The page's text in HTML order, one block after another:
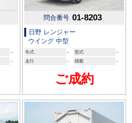
-
-
問合番号 01-8203
日野 レンジャー
ウイング 中型
年式 - 型式
-
走行
- 積載 -
ご成約